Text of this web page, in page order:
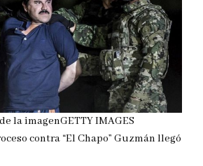
la imagenGETTY IMAGES
contra “El Chapo” Guzmán llegó